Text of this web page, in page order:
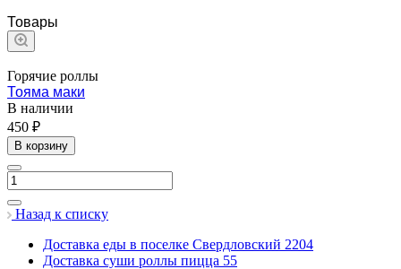
Товары
Горячие роллы
Тояма маки
В наличии
450 ₽
В корзину
Назад к списку
Доставка еды в поселке Свердловский 2204
Доставка суши роллы пицца 55